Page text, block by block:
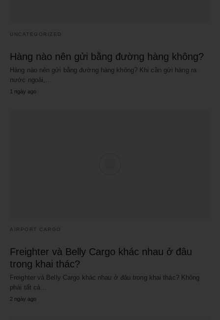
UNCATEGORIZED
Hàng nào nên gửi bằng đường hàng không?
Hàng nào nên gửi bằng đường hàng không? Khi cần gửi hàng ra
nước ngoài,…
1 ngày ago
AIRPORT CARGO
Freighter và Belly Cargo khác nhau ở đâu
trong khai thác?
Freighter và Belly Cargo khác nhau ở đâu trong khai thác? Không
phải tất cả…
2 ngày ago